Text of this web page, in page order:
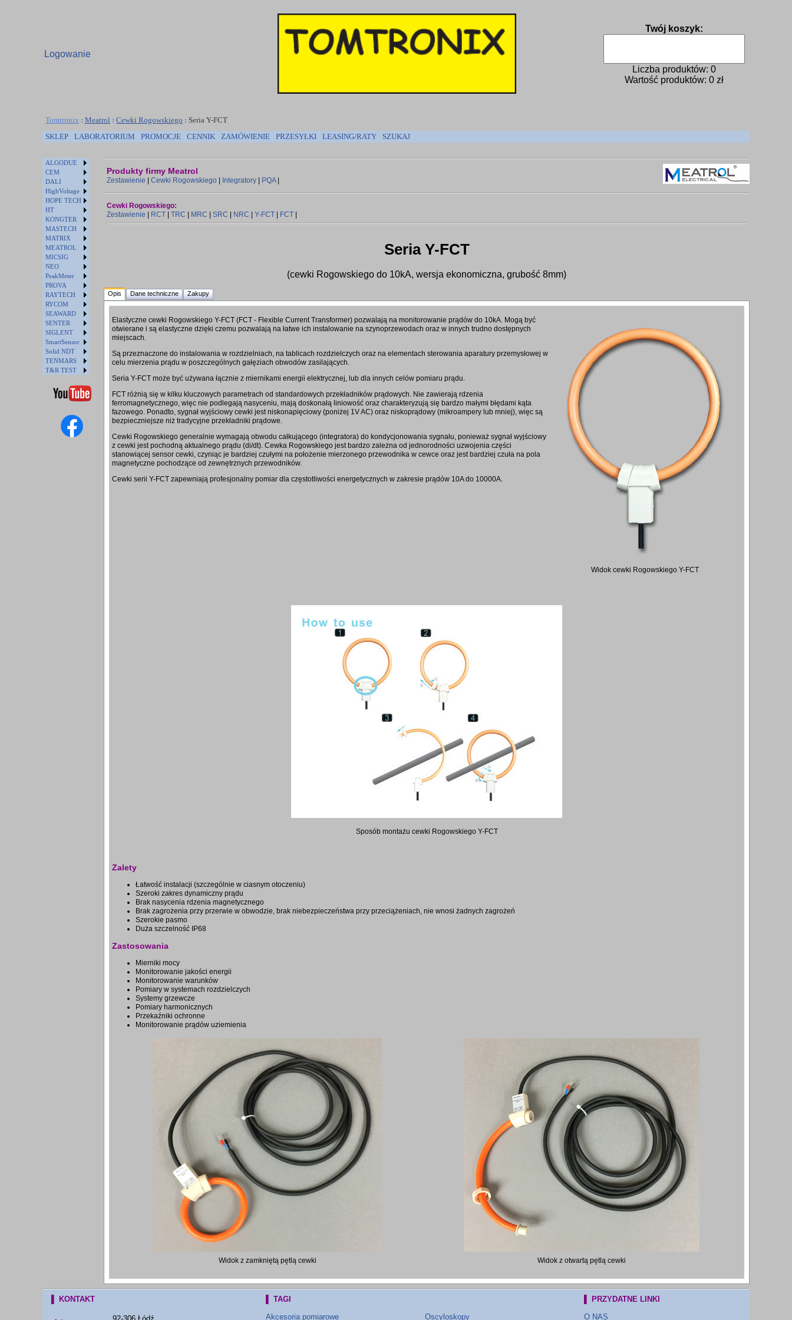
Logowanie
Twój koszyk:
Liczba produktów: 0
Wartość produktów: 0 zł
Tomtronix : Meatrol : Cewki Rogowskiego : Seria Y-FCT
SKLEP
LABORATORIUM PROMOCJE CENNIK ZAMÓWIENIE PRZESYŁKI LEASING/RATY SZUKAJ
ALGODUE
CEM
DALI
HighVoltage
HOPE TECH
HT
KONGTER
MASTECH
MATRIX
MEATROL
MICSIG
NEO
PeakMeter
PROVA
RAYTECH
RYCOM
SEAWARD
SENTER
SIGLENT
SmartSensor
Solid NDT
TENMARS
T&R TEST
Produkty firmy Meatrol
Zestawienie Cewki Rogowskiego Integratory PQA|
Cewki Rogowskiego:
Zestawienie
RCT TRC MRC SRC NRC Y-FCT FCT
Seria Y-FCT
(cewki Rogowskiego do 10kA, wersja ekonomiczna, grubość 8mm)
Opis Dane techniczne Zakupy
Widok cewki Rogowskiego Y-FCT
Elastyczne cewki Rogowskiego Y-FCT (FCT - Flexible Current Transformer) pozwalają na monitorowanie prądów do 10kA. Mogą być
otwierane i są elastyczne dzięki czemu pozwalają na łatwe ich instalowanie na szynoprzewodach oraz w innych trudno dostępnych
miejscach.
Są przeznaczone do instalowania w rozdzielniach, na tablicach rozdzielczych oraz na elementach sterowania aparatury przemysłowej w
celu mierzenia prądu w poszczególnych gałęziach obwodów zasilających.
Seria Y-FCT może być używana łącznie z miernikami energii elektrycznej, lub dla innych celów pomiaru prądu.
FCT różnią się w kilku kluczowych parametrach od standardowych przekładników prądowych. Nie zawierają rdzenia
ferromagnetycznego, więc nie podlegają nasyceniu, mają doskonałą liniowość oraz charakteryzują się bardzo małymi błędami kąta
fazowego. Ponadto, sygnał wyjściowy cewki jest niskonapięciowy (poniżej 1V AC) oraz niskoprądowy (mikroampery lub mniej), więc są
bezpieczniejsze niż tradycyjne przekładniki prądowe.
Cewki Rogowskiego generalnie wymagają obwodu całkującego (integratora) do kondycjonowania sygnału, ponieważ sygnał wyjściowy
z cewki jest pochodną aktualnego prądu (di/dt). Cewka Rogowskiego jest bardzo zależna od jednorodności uzwojenia części
stanowiącej sensor cewki, czyniąc je bardziej czułymi na położenie mierzonego przewodnika w cewce oraz jest bardziej czuła na pola
magnetyczne pochodzące od zewnętrznych przewodników.
Cewki serii Y-FCT zapewniają profesjonalny pomiar dla częstotliwości energetycznych w zakresie prądów 10A do 10000A.
Sposób montażu cewki Rogowskiego Y-FCT
Zalety
Łatwość instalacji (szczególnie w ciasnym otoczeniu)
Szeroki zakres dynamiczny prądu
Brak nasycenia rdzenia magnetycznego
Brak zagrożenia przy przerwie w obwodzie, brak niebezpieczeństwa przy przeciążeniach, nie wnosi żadnych zagrożeń
Szerokie pasmo
Duża szczelność IP68
Zastosowania
Mierniki mocy
Monitorowanie jakości energii
Monitorowanie warunków
Pomiary w systemach rozdzielczych
Systemy grzewcze
Pomiary harmonicznych
Przekaźniki ochronne
Monitorowanie prądów uziemienia
Widok z zamkniętą pętlą cewki Widok z otwartą pętlą cewki
▌ KONTAKT
▌ TAGI
Akcesoria pomiarowe
Oscyloskopy
▌ PRZYDATNE LINKI
O NAS